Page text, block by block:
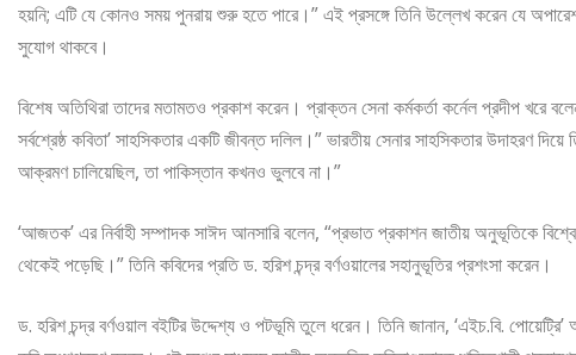
হয়নি; এটি যে কোনও সময় পুনরায় শুরু হতে পারে।” এই প্রসঙ্গে তিনি উল্লেখ করেন যে
সুযোগ থাকবে।
বিশেষ অতিথিরা তাদের মতামতও প্রকাশ করেন। প্রাক্তন সেনা কর্মকর্তা কর্নেল প্রদীপ খরে
সর্বশ্রেষ্ঠ কবিতা’ সাহসিকতার একটি জীবন্ত দলিল।” ভারতীয় সেনার সাহসিকতার উদাহরণ
আক্রমণ চালিয়েছিল, তা পাকিস্তান কখনও ভুলবে না।”
‘আজতক’ এর নির্বাহী সম্পাদক সাঈদ আনসারি বলেন, “প্রভাত প্রকাশন জাতীয় অনুভূতিকে
থেকেই পড়েছি।” তিনি কবিদের প্রতি ড. হরিশ চন্দ্র বর্ণওয়ালের সহানুভূতির প্রশংসা করেন।
ড. হরিশ চন্দ্র বর্ণওয়াল বইটির উদ্দেশ্য ও পটভূমি তুলে ধরেন। তিনি জানান, ‘এইচ.বি.